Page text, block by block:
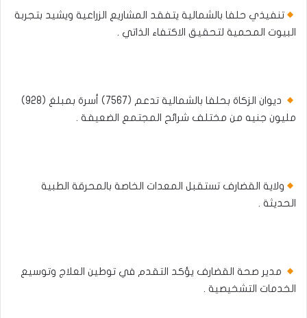
تنفيذي حلفا بالشمالية يتفقد المشاريع الزراعية ويشيد بتجربة
البيوت المحمية لتحقيق الاكتفاء الذاتي .
ديوان الزكاة بحلفا بالشمالية تدعم (7567) أسرة بمبلغ (928)
مليون جنيه من مختلف شرائح المجتمع الضعيفة .
ولاية القضارف تستقبل المعدات الخاصة بالمحرقة الطبية
الحديثة .
مدير صحة القضارف يؤكد التقدم في توطين العلاج وتوسيع
الخدمات التشخيصية .